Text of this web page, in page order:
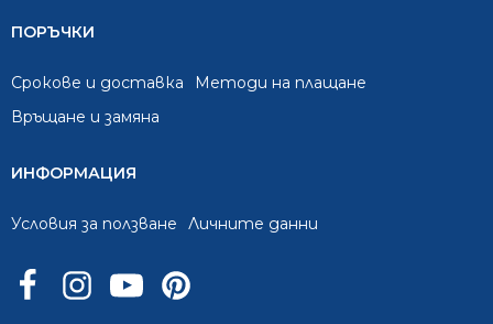
ПОРЪЧКИ
Срокове и доставка
Методи на плащане
Връщане и замяна
ИНФОРМАЦИЯ
Условия за ползване Личните данни